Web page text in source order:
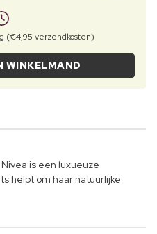
(€4,95 verzendkosten)
WINKELMAND
is een luxueuze
helpt om haar natuurlijke